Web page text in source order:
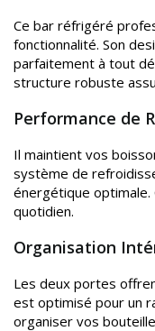
Ce bar réfrigéré
fonctionnalité. Son
parfaitement à tout
structure robuste
Performance de
Il maintient vos
système de
énergétique optimale.
quotidien.
Organisation
Les deux portes
est optimisé pour un
organiser vos